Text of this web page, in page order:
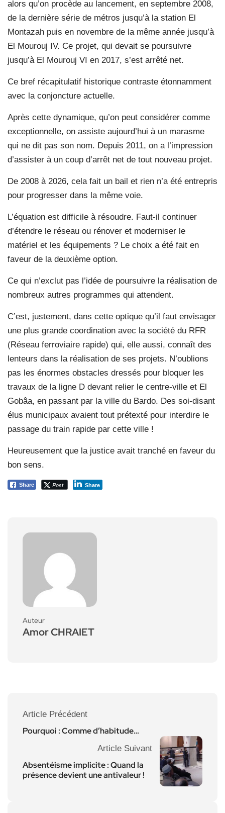
alors qu’on procède au lancement, en septembre 2008,
de la dernière série de métros jusqu’à la station El
Montazah puis en novembre de la même année jusqu’à
El Mourouj IV. Ce projet, qui devait se poursuivre
jusqu’à El Mourouj VI en 2017, s’est arrêté net.
Ce bref récapitulatif historique contraste étonnamment
avec la conjoncture actuelle.
Après cette dynamique, qu’on peut considérer comme
exceptionnelle, on assiste aujourd’hui à un marasme
qui ne dit pas son nom. Depuis 2011, on a l’impression
d’assister à un coup d’arrêt net de tout nouveau projet.
De 2008 à 2026, cela fait un bail et rien n’a été entrepris
pour progresser dans la même voie.
L’équation est difficile à résoudre. Faut-il continuer
d’étendre le réseau ou rénover et moderniser le
matériel et les équipements ? Le choix a été fait en
faveur de la deuxième option.
Ce qui n’exclut pas l’idée de poursuivre la réalisation de
nombreux autres programmes qui attendent.
C’est, justement, dans cette optique qu’il faut envisager
une plus grande coordination avec la société du RFR
(Réseau ferroviaire rapide) qui, elle aussi, connaît des
lenteurs dans la réalisation de ses projets. N’oublions
pas les énormes obstacles dressés pour bloquer les
travaux de la ligne D devant relier le centre-ville et El
Gobâa, en passant par la ville du Bardo. Des soi-disant
élus municipaux avaient tout prétexté pour interdire le
passage du train rapide par cette ville !
Heureusement que la justice avait tranché en faveur du
bon sens.
Share Post Share
Auteur
Amor CHRAIET
Article Précédent
Pourquoi : Comme d’habitude…
Article Suivant
Absentéisme implicite : Quand la
présence devient une antivaleur !